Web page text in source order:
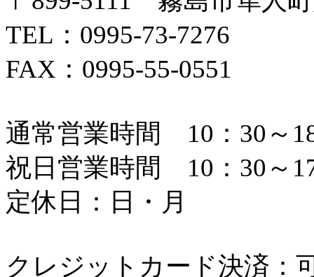
TEL：0995-73-7276
FAX：0995-55-0551
通常営業時間 10：30～
祝日営業時間 10：30～
定休日：日・月
クレジットカード決済：